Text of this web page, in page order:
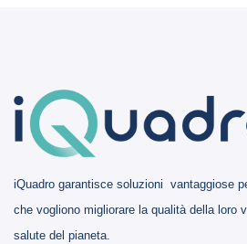
iQuadro garantisce soluzioni vantaggiose
che vogliono migliorare la qualità della loro
salute del pianeta.